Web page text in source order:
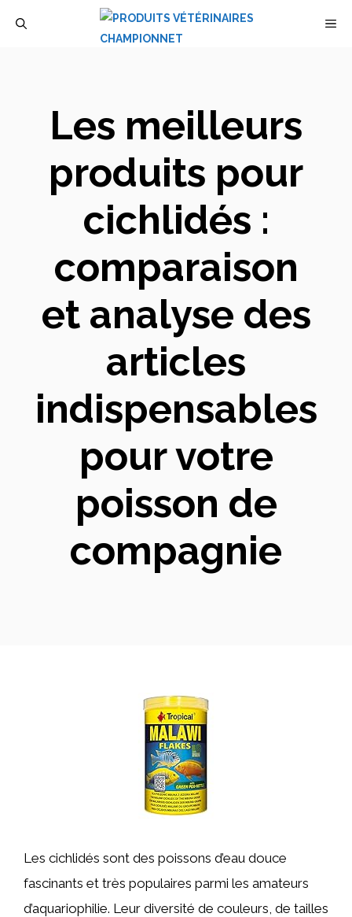
Les meilleurs
produits pour
cichlidés :
comparaison
et analyse des
articles
indispensables
pour votre
poisson de
compagnie
Les cichlidés sont des poissons d’eau douce
fascinants et très populaires parmi les amateurs
d’aquariophilie. Leur diversité de couleurs, de tailles